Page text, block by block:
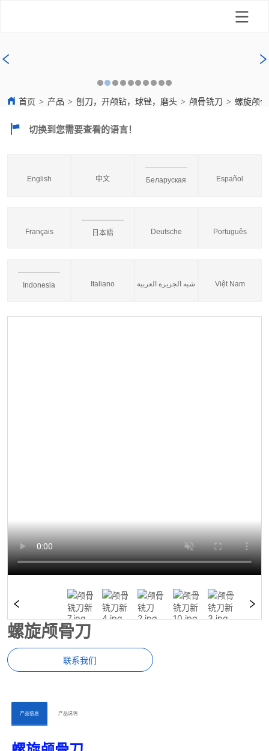
首页 > 产品 > 刨刀，开颅钻，球锉，磨头 > 颅骨铣刀 > 螺旋颅
切换到您需要查看的语言！
English 中文 Беларуская Español
Français 日本語 Deutsche Português
Indonesia Italiano شبه الجزيرة العربية Việt Nam
螺旋颅骨刀
联系我们
ㅤㅤ产品信息ㅤㅤ ㅤㅤ产品说明ㅤㅤ